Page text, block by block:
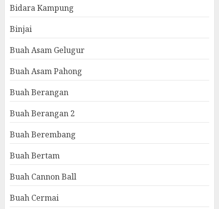
Bidara Kampung
Binjai
Buah Asam Gelugur
Buah Asam Pahong
Buah Berangan
Buah Berangan 2
Buah Berembang
Buah Bertam
Buah Cannon Ball
Buah Cermai